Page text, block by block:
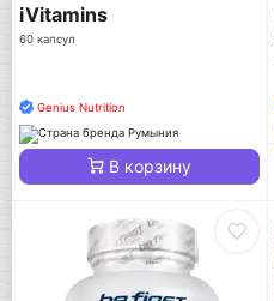
iVitamins
60 капсул
Genius Nutrition
В корзину